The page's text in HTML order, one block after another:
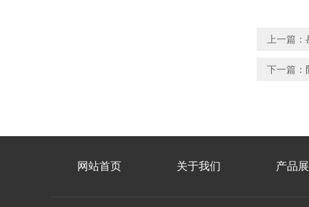
上一篇：
下一篇：
网站首页 关于我们 产品